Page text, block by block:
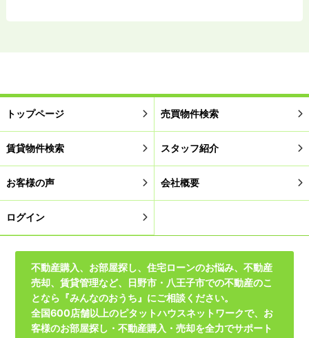
トップページ 売買物件検索
賃貸物件検索 スタッフ紹介
お客様の声 会社概要
ログイン
不動産購入、お部屋探し、住宅ローンのお悩み、不動産
売却、賃貸管理など、日野市・八王子市での不動産のこ
となら『みんなのおうち』にご相談ください。
全国600店舗以上のピタットハウスネットワークで、お
客様のお部屋探し・不動産購入・売却を全力でサポート